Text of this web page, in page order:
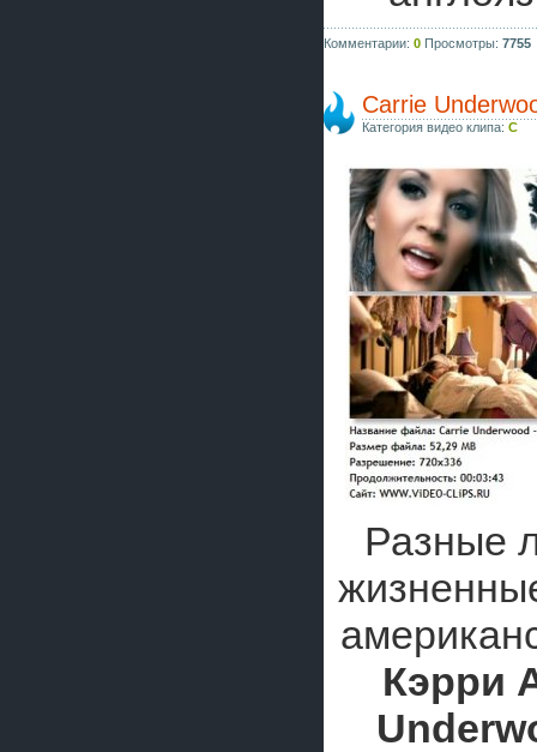
Комментарии: 0 Просмотры: 7755
Carrie
Категория видео клипа: C
Разные
Кэрри